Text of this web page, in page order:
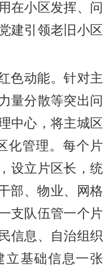
在小区发挥、问
建引领老旧小区
色动能。针对主
量分散等突出问
中心，将主城区
化管理。每个片
设立片区长，统
部、物业、网格
支队伍管一个片
信息、自治组织
立基础信息一张